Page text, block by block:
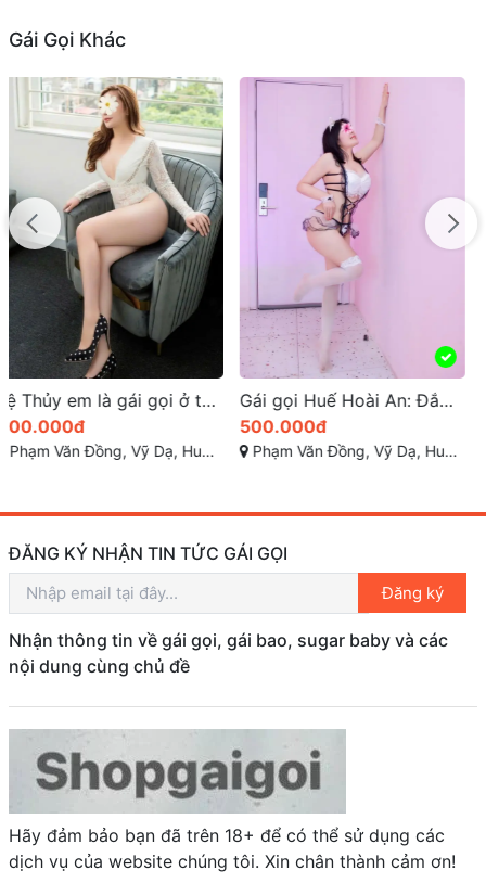
Gái Gọi Khác
Gái gọi Huế Hoài An: Đắm Say Trong Vẻ Đẹp Đầy Quyến Rũ
500.000đ
Phạm Văn Đồng, Vỹ Dạ, Huế, Thừa Thiên Huế
2.000.000đ
TP Nha Trang, Khánh Hòa
ĐĂNG KÝ NHẬN TIN TỨC GÁI GỌI
Đăng ký
Nhận thông tin về gái gọi, gái bao, sugar baby và các
nội dung cùng chủ đề
Hãy đảm bảo bạn đã trên 18+ để có thể sử dụng các
dịch vụ của website chúng tôi. Xin chân thành cảm ơn!